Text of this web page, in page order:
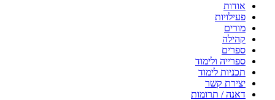
אודות
פעילויות
מורים
קהילה
ספרים
ספרייה ולימוד
תכניות לימוד
יצירת קשר
דאנה / תרומות